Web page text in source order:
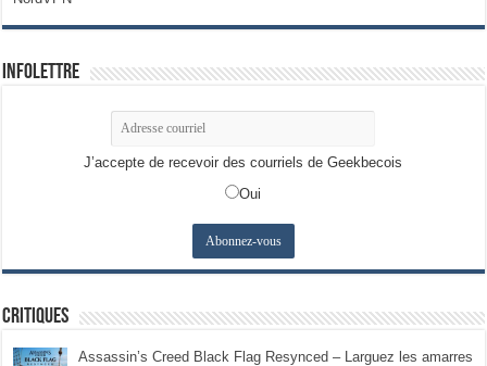
Infolettre
J’accepte de recevoir des courriels de Geekbecois
Oui
Critiques
Assassin’s Creed Black Flag Resynced – Larguez les amarres